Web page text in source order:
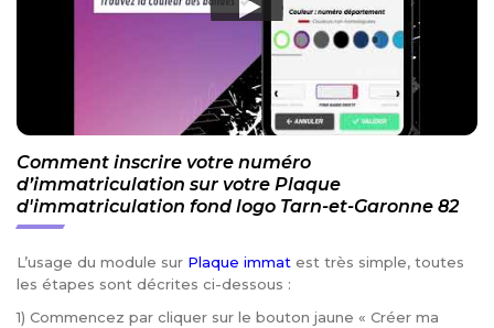
Comment inscrire votre numéro
d’immatriculation sur votre Plaque
d'immatriculation fond logo Tarn-et-Garonne 82
L’usage du module sur Plaque immat est très simple, toutes
les étapes sont décrites ci-dessous :
1) Commencez par cliquer sur le bouton jaune « Créer ma